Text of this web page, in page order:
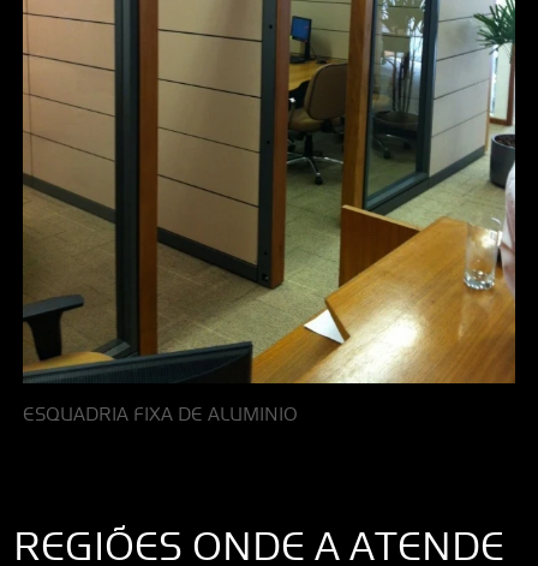
ESQUADRIA FIXA DE ALUMINIO
REGIÕES ONDE A ATENDE